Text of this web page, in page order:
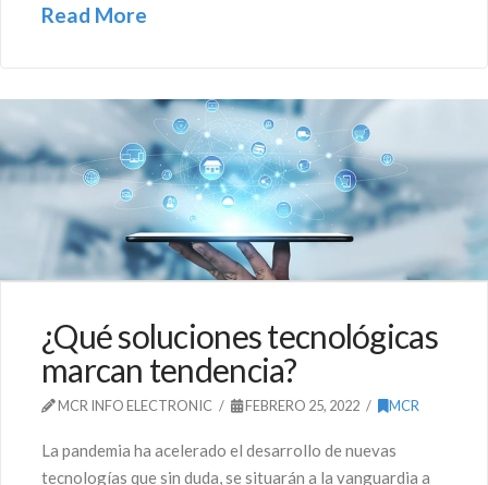
Read More
¿Qué soluciones tecnológicas
marcan tendencia?
MCR INFO ELECTRONIC FEBRERO 25, 2022 MCR
La pandemia ha acelerado el desarrollo de nuevas
tecnologías que sin duda, se situarán a la vanguardia a